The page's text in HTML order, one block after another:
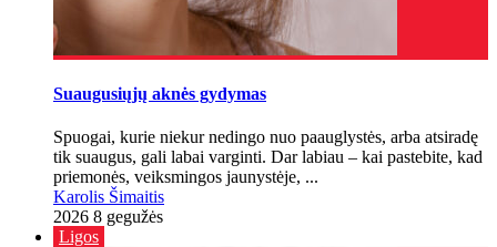
Suaugusiųjų aknės gydymas
Spuogai, kurie niekur nedingo nuo paauglystės, arba atsiradę
tik suaugus, gali labai varginti. Dar labiau – kai pastebite, kad
priemonės, veiksmingos jaunystėje, ...
Karolis Šimaitis
2026 8 gegužės
Ligos